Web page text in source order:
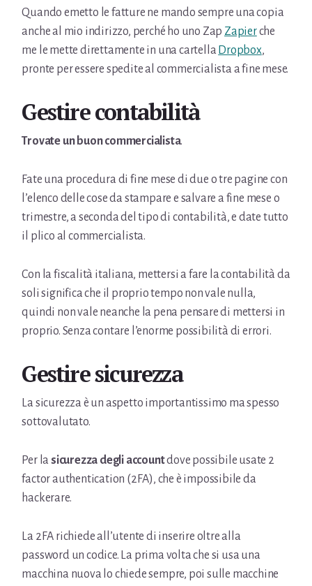
Quando emetto le fatture ne mando sempre una copia
anche al mio indirizzo, perché ho uno Zap Zapierche
me le mette direttamente in una cartella Dropbox,
pronte per essere spedite al commercialista a fine mese.
Gestire contabilità
Trovate un buon commercialista.
Fate una procedura di fine mese di due o tre pagine con
l’elenco delle cose da stampare e salvare a fine mese o
trimestre, a seconda del tipo di contabilità, e date tutto
il plico al commercialista.
Con la fiscalità italiana, mettersi a fare la contabilità da
soli significa che il proprio tempo non vale nulla,
quindi non vale neanche la pena pensare di mettersi in
proprio. Senza contare l’enorme possibilità di errori.
Gestire sicurezza
La sicurezza è un aspetto importantissimo ma spesso
sottovalutato.
Per la sicurezza degli accountdove possibile usate 2
factor authentication (2FA), che è impossibile da
hackerare.
La 2FA richiede all’utente di inserire oltre alla
password un codice. La prima volta che si usa una
macchina nuova lo chiede sempre, poi sulle macchine